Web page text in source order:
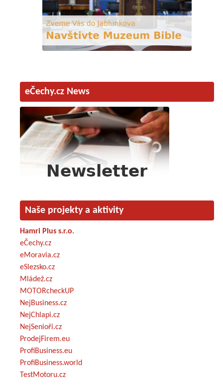
eČechy.cz News
Naše projekty a aktivity
Hamri Plus s.r.o.
eČechy.cz
eMoravia.cz
eSlezsko.cz
Mládež.cz
MOTORcheckUP
NejBusiness.cz
NejChlapi.cz
NejSenioři.cz
ProdejFirem.eu
ProfiBusiness.eu
ProfiBusiness.world
TestMotoru.cz